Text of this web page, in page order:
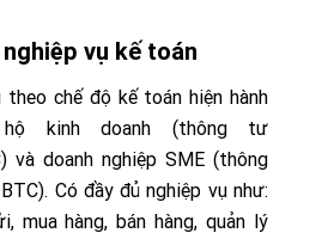
vụ kế toán
chế độ kế toán hiện hành
kinh doanh (thông tư
và doanh nghiệp SME (thông
Có đầy đủ nghiệp vụ như:
mua hàng, bán hàng, quản lý